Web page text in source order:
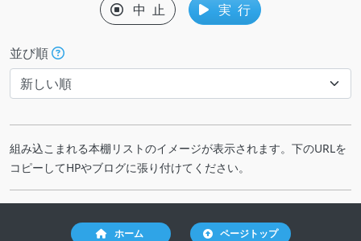
中 止 実 行
並び順
組み込こまれる本棚リストのイメージが表示されます。下のURLを
コピーしてHPやブログに張り付けてください。
ホーム ページトップ